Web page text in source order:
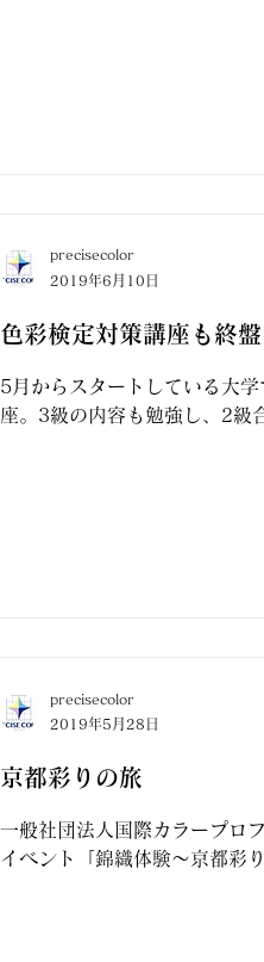
色彩検定対策講座も終盤
5月からスタートしている大
座。3級の内容も勉強し、2級
precisecolor
2019年6月10日
京都彩りの旅
一般社団法人国際カラープロ
イベント「錦織体験～京都彩り
precisecolor
2019年5月28日